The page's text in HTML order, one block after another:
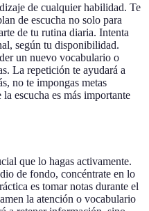
de cualquier habilidad. Te
de escucha no solo para
de tu rutina diaria. Intenta
según tu disponibilidad.
un nuevo vocabulario o
La repetición te ayudará a
no te impongas metas
escucha es más importante
que lo hagas activamente.
de fondo, concéntrate en lo
es tomar notas durante el
la atención o vocabulario